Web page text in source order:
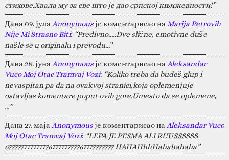
стихове.Хвала му за све што је дао српској књижевности!”
Дана 09. јула Anonymousје коментарисао на Marija Petrovih
Nije Mi Strasno Biti: “Predivno.....Dve slične, emotivne duše
našle se u originalu i prevodu...”
Дана 28. јуна Anonymousје коментарисао на Aleksandar
Vuco Moj Otac Tramvaj Vozi: “Koliko treba da budeš glup i
nevaspitan pa da na ovakvoj stranici,koja oplemenjuje
ostavljas komentare poput ovih gore.Umesto da se oplemene,
…”
Дана 27. маја Anonymousје коментарисао на Aleksandar Vuco
Moj Otac Tramvaj Vozi: “LEPA JE PESMA ALI RUUSSSSSS
67777777777777677777777767777777777 HAHAHhhHahahahaha”